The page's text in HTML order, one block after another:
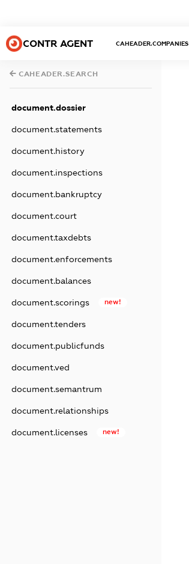
CONTR AGENT CAHEADER.COMPANIES
CAHEADER.SEARCH
document.dossier
document.statements
document.history
document.inspections
document.bankruptcy
document.court
document.taxdebts
document.enforcements
document.balances
document.scorings new!
document.tenders
document.publicfunds
document.ved
document.semantrum
document.relationships
document.licenses new!